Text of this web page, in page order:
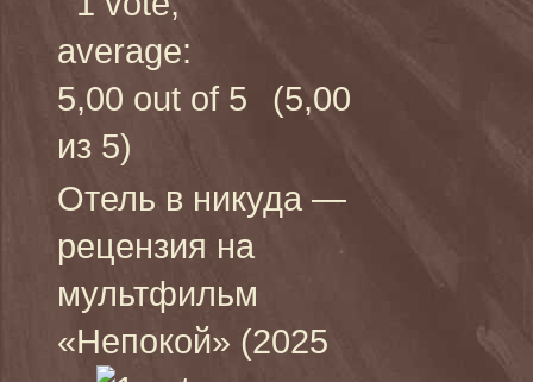
(5,00
из 5)
Отель в никуда —
рецензия на
мультфильм
«Непокой» (2025